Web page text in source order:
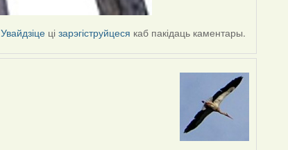
Увайдзіце цізарэгіструйцеся каб пакідаць каментары.